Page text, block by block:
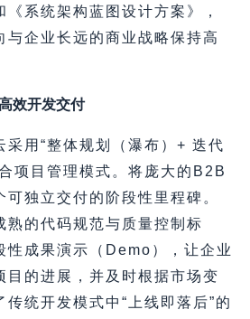
系统架构蓝图设计方案》，
与企业长远的商业战略保持高
效开发交付
采用“整体规划（瀑布）+ 迭代
项目管理模式。将庞大的B2B
独立交付的阶段性里程碑。
熟的代码规范与质量控制标
性成果演示（Demo），让企业
目的进展，并及时根据市场变
统开发模式中“上线即落后”的